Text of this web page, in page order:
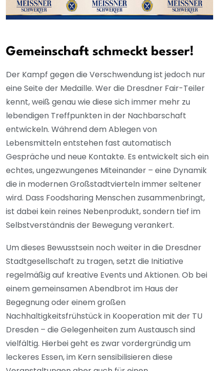
Gemeinschaft schmeckt besser!
Der Kampf gegen die Verschwendung ist jedoch nur
eine Seite der Medaille. Wer die Dresdner Fair-Teiler
kennt, weiß genau wie diese sich immer mehr zu
lebendigen Treffpunkten in der Nachbarschaft
entwickeln. Während dem Ablegen von
Lebensmitteln entstehen fast automatisch
Gespräche und neue Kontakte. Es entwickelt sich ein
echtes, ungezwungenes Miteinander – eine Dynamik
die in modernen Großstadtvierteln immer seltener
wird. Dass Foodsharing Menschen zusammenbringt,
ist dabei kein reines Nebenprodukt, sondern tief im
Selbstverständnis der Bewegung verankert.
Um dieses Bewusstsein noch weiter in die Dresdner
Stadtgesellschaft zu tragen, setzt die Initiative
regelmäßig auf kreative Events und Aktionen. Ob bei
einem gemeinsamen Abendbrot im Haus der
Begegnung oder einem großen
Nachhaltigkeitsfrühstück in Kooperation mit der TU
Dresden – die Gelegenheiten zum Austausch sind
vielfältig. Hierbei geht es zwar vordergründig um
leckeres Essen, im Kern sensibilisieren diese